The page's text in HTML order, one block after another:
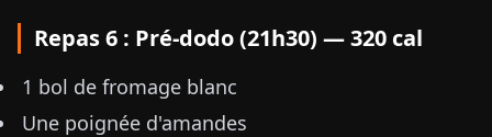
Repas 6 : Pré-dodo (21h30) — 320 cal
1 bol de fromage blanc
Une poignée d'amandes